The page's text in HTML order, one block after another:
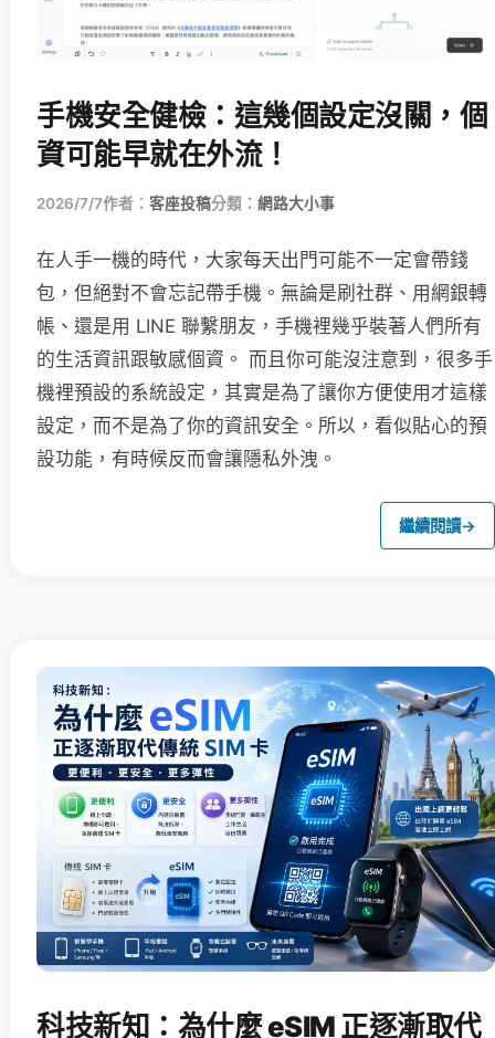
手機安全健檢：這幾個設定沒關，個
資可能早就在外流！
2026/7/7作者： 客座投稿分類： 網路大小事
在人手一機的時代，大家每天出門可能不一定會帶錢
包，但絕對不會忘記帶手機。無論是刷社群、用網銀轉
帳、還是用 LINE 聯繫朋友，手機裡幾乎裝著人們所有
的生活資訊跟敏感個資。 而且你可能沒注意到，很多手
機裡預設的系統設定，其實是為了讓你方便使用才這樣
設定，而不是為了你的資訊安全。所以，看似貼心的預
設功能，有時候反而會讓隱私外洩。
繼續閱讀→
科技新知：為什麼 eSIM 正逐漸取代